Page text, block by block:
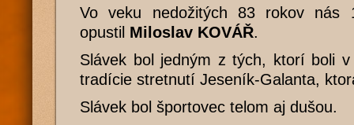
Vo veku nedožitých 83 rokov nás
opustil Miloslav KOVÁŘ.
Slávek bol jedným z tých, ktorí boli
tradície stretnutí Jeseník-Galanta,
Slávek bol športovec telom aj dušou.